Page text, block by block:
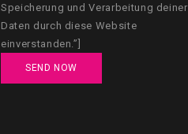
Speicherung und Verarbeitung deiner
Daten durch diese Website
einverstanden.”]